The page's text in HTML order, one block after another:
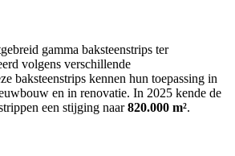
gamma baksteenstrips ter
volgens verschillende
baksteenstrips kennen hun toepassing in
en in renovatie. In 2025 kende de
een stijging naar820.000 m².